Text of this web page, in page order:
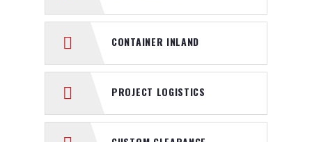
CONTAINER INLAND
PROJECT LOGISTICS